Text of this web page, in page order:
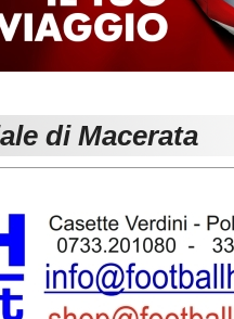
di Macerata